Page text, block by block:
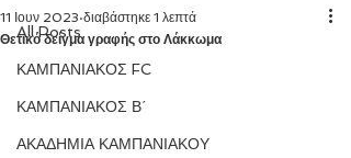
All Posts
ΚΑΜΠΑΝΙΑΚΟΣ FC
ΚΑΜΠΑΝΙΑΚΟΣ Β΄
ΑΚΑΔΗΜΙΑ ΚΑΜΠΑΝΙΑΚΟΥ
Θετικό δείγμα γραφής στο Λάκκωμα
11 Ιουν 2023 διαβάστηκε 1 λεπτά